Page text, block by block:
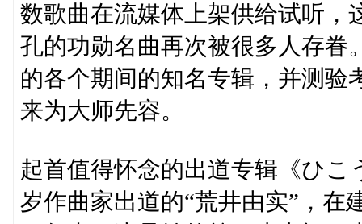
数歌曲在流媒体上架供给试听，
孔的功勋名曲再次被很多人存眷
的各个期间的知名专辑，并测验
来为大师先容。
起首值得怀念的出道专辑《ひこ
岁作曲家出道的“荒井由实”，在